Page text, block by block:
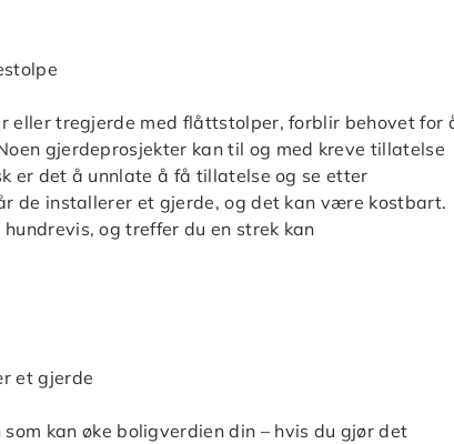
eller tregjerde med flåttstolper, forblir behovet for
gjerdeprosjekter kan til og med kreve tillatelse
er det å unnlate å få tillatelse og se etter
de installerer et gjerde, og det kan være kostbart.
og treffer du en strek kan
kan øke boligverdien din – hvis du gjør det